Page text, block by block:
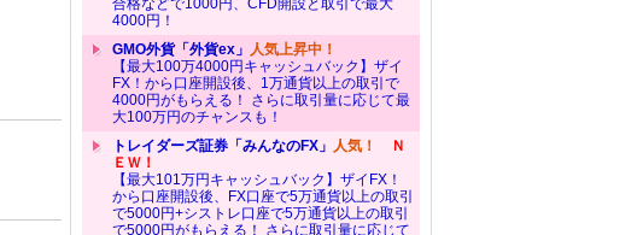
合格などで1000円、CFD開設と取引で最大
4000円！
GMO外貨「外貨ex」 人気上昇中！
【最大100万4000円キャッシュバック】ザイ
FX！から口座開設後、1万通貨以上の取引で
4000円がもらえる！ さらに取引量に応じて最
大100万円のチャンスも！
トレイダーズ証券「みんなのFX」 人気！
Ｎ
ＥＷ！
【最大101万円キャッシュバック】ザイFX！
から口座開設後、FX口座で5万通貨以上の取引
で5000円+シストレ口座で5万通貨以上の取引
で5000円がもらえる！ さらに取引量に応じて